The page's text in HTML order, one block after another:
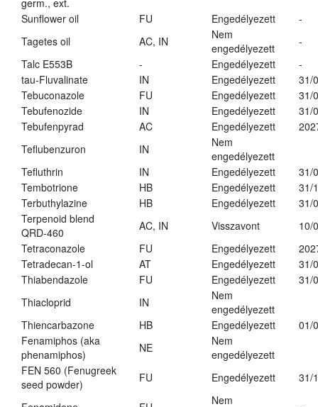
germ., ext.
Sunflower oil FU Engedélyezett
-
Tagetes oil
AC, IN
Nem
engedélyezett
-
Talc E553B
- Engedélyezett
-
tau-Fluvalinate
IN Engedélyezett
31/
Tebuconazole
FU Engedélyezett
31/
Tebufenozide
IN Engedélyezett
31/
Tebufenpyrad
AC Engedélyezett
Teflubenzuron
IN
Nem
engedélyezett
Tefluthrin
IN Engedélyezett
31/
Tembotrione
HB Engedélyezett
31/
Terbuthylazine
HB Engedélyezett
31/
Terpenoid blend
QRD-460
AC, IN Visszavont
10/
Tetraconazole
FU Engedélyezett
Tetradecan-1-ol
AT Engedélyezett
31/
Thiabendazole
FU Engedélyezett
31/
Thiacloprid
IN
Nem
engedélyezett
Thiencarbazone
HB Engedélyezett
01/
Fenamiphos (aka
phenamiphos)
NE
Nem
engedélyezett
FEN 560 (Fenugreek
seed powder)
FU Engedélyezett 31/
Nem